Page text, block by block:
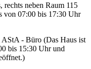
neben Raum 115
von 07:00 bis 17:30 Uhr
- Büro (Das Haus ist
bis 15:30 Uhr und